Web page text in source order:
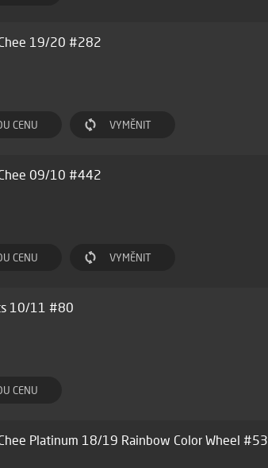
Chee 19/20 #282
CENU VYMĚNIT
Chee 09/10 #442
CENU VYMĚNIT
10/11 #80
CENU
Platinum 18/19 Rainbow Color Wheel #53